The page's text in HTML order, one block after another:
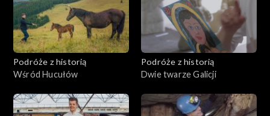
Podróże z historią
Wśród Hucułów
Podróże z historią
Dwie twarze Galicji